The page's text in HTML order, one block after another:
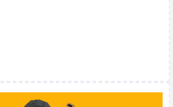
ВІСІМНАДЦЯТЬ ТРИ НУЛІ